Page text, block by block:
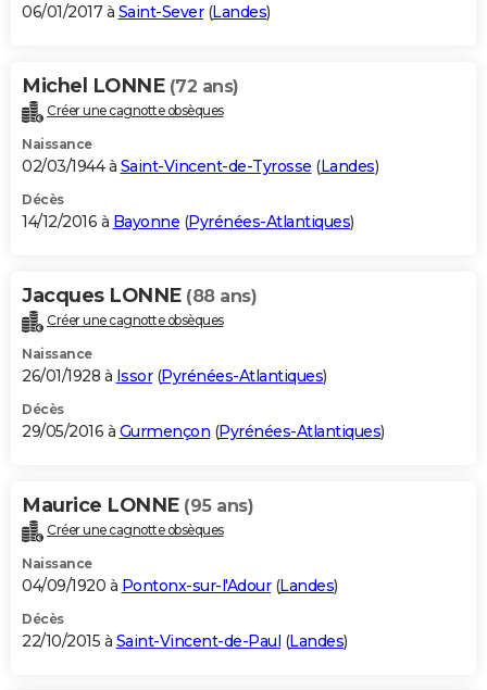
06/01/2017 à Saint-Sever(Landes)
Michel LONNE (72 ans)
Créer une cagnotte obsèques
Naissance
02/03/1944 à Saint-Vincent-de-Tyrosse (Landes)
Décès
14/12/2016 à Bayonne (Pyrénées-Atlantiques)
Jacques LONNE (88 ans)
Créer une cagnotte obsèques
Naissance
26/01/1928 à Issor(Pyrénées-Atlantiques)
Décès
29/05/2016 à Gurmençon (Pyrénées-Atlantiques)
Maurice LONNE (95 ans)
Créer une cagnotte obsèques
Naissance
04/09/1920 à Pontonx-sur-l'Adour(Landes)
Décès
22/10/2015 à Saint-Vincent-de-Paul (Landes)